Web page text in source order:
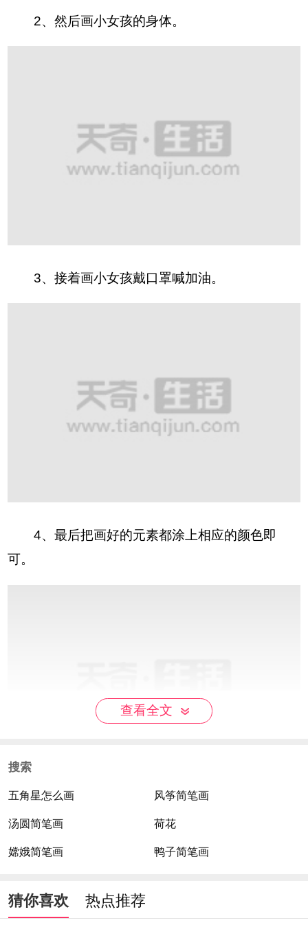
2、然后画小女孩的身体。
3、接着画小女孩戴口罩喊加油。
4、最后把画好的元素都涂上相应的颜色即
可。
查看全文
搜索
五角星怎么画 风筝简笔画
汤圆简笔画 荷花
嫦娥简笔画 鸭子简笔画
猜你喜欢 热点推荐